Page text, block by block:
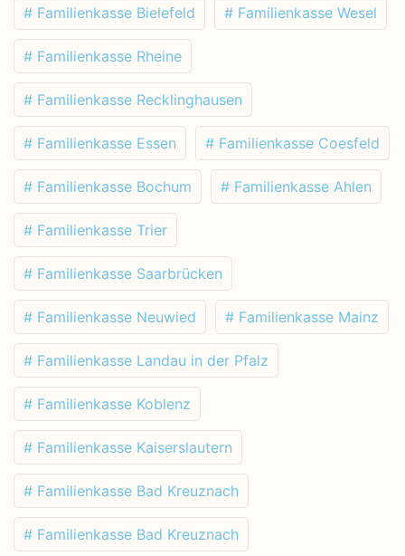
# Familienkasse Bielefeld # Familienkasse Wesel
# Familienkasse Rheine
# Familienkasse Recklinghausen
# Familienkasse Essen # Familienkasse Coesfeld
# Familienkasse Bochum # Familienkasse Ahlen
# Familienkasse Trier
# Familienkasse Saarbrücken
# Familienkasse Neuwied # Familienkasse Mainz
# Familienkasse Landau in der Pfalz
# Familienkasse Koblenz
# Familienkasse Kaiserslautern
# Familienkasse Bad Kreuznach
# Familienkasse Bad Kreuznach